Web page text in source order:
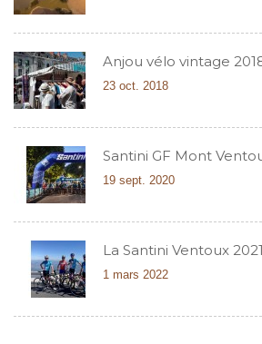
Anjou vélo vintage
23 oct. 2018
Santini GF Mont
19 sept. 2020
La Santini Ventoux 2021
1 mars 2022